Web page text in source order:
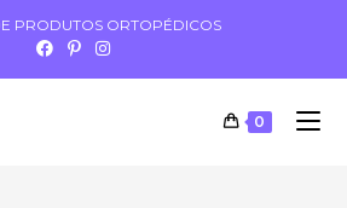
PRODUTOS ORTOPÉDICOS
0